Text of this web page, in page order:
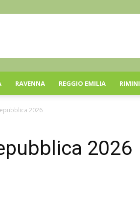
RAVENNA REGGIO EMILIA RIMINI
2026
2026